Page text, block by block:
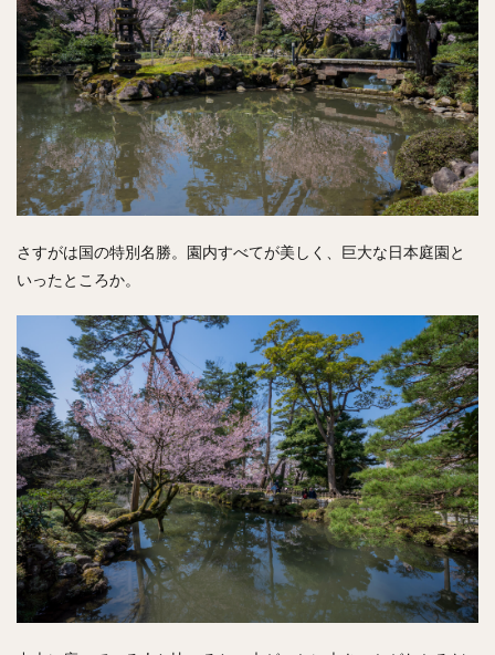
さすがは国の特別名勝。園内すべてが美しく、巨大な日本庭園と
いったところか。